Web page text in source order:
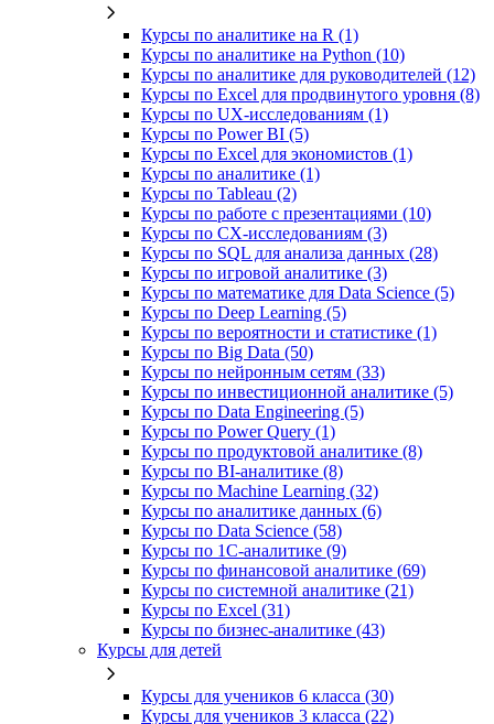
Курсы по аналитике на R (1)
Курсы по аналитике на Python (10)
Курсы по аналитике для руководителей (12)
Курсы по Excel для продвинутого уровня (8)
Курсы по UX‑исследованиям (1)
Курсы по Power BI (5)
Курсы по Excel для экономистов (1)
Курсы по аналитике (1)
Курсы по Tableau (2)
Курсы по работе с презентациями (10)
Курсы по CX-исследованиям (3)
Курсы по SQL для анализа данных (28)
Курсы по игровой аналитике (3)
Курсы по математике для Data Science (5)
Курсы по Deep Learning (5)
Курсы по вероятности и статистике (1)
Курсы по Big Data (50)
Курсы по нейронным сетям (33)
Курсы по инвестиционной аналитике (5)
Курсы по Data Engineering (5)
Курсы по Power Query (1)
Курсы по продуктовой аналитике (8)
Курсы по BI‑аналитике (8)
Курсы по Machine Learning (32)
Курсы по аналитике данных (6)
Курсы по Data Science (58)
Курсы по 1С‑аналитике (9)
Курсы по финансовой аналитике (69)
Курсы по системной аналитике (21)
Курсы по Excel (31)
Курсы по бизнес‑аналитике (43)
Курсы для детей
Курсы для учеников 6 класса (30)
Курсы для учеников 3 класса (22)